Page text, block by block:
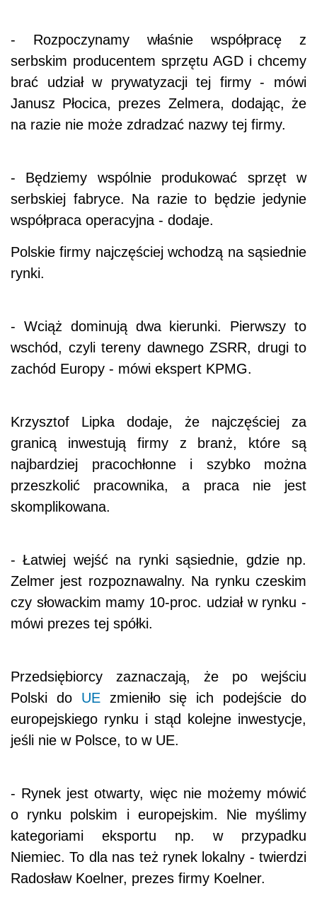
- Rozpoczynamy właśnie współpracę z
serbskim producentem sprzętu AGD i chcemy
brać udział w prywatyzacji tej firmy - mówi
Janusz Płocica, prezes Zelmera, dodając, że
na razie nie może zdradzać nazwy tej firmy.
- Będziemy wspólnie produkować sprzęt w
serbskiej fabryce. Na razie to będzie jedynie
współpraca operacyjna - dodaje.
Polskie firmy najczęściej wchodzą na sąsiednie
rynki.
- Wciąż dominują dwa kierunki. Pierwszy to
wschód, czyli tereny dawnego ZSRR, drugi to
zachód Europy - mówi ekspert KPMG.
Krzysztof Lipka dodaje, że najczęściej za
granicą inwestują firmy z branż, które są
najbardziej pracochłonne i szybko można
przeszkolić pracownika, a praca nie jest
skomplikowana.
- Łatwiej wejść na rynki sąsiednie, gdzie np.
Zelmer jest rozpoznawalny. Na rynku czeskim
czy słowackim mamy 10-proc. udział w rynku -
mówi prezes tej spółki.
Przedsiębiorcy zaznaczają, że po wejściu
Polski do UEzmieniło się ich podejście do
europejskiego rynku i stąd kolejne inwestycje,
jeśli nie w Polsce, to w UE.
- Rynek jest otwarty, więc nie możemy mówić
o rynku polskim i europejskim. Nie myślimy
kategoriami eksportu np. w przypadku
Niemiec. To dla nas też rynek lokalny - twierdzi
Radosław Koelner, prezes firmy Koelner.